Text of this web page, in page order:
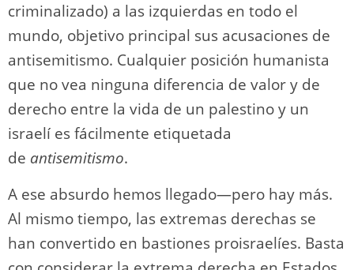
criminalizado) a las izquierdas en todo el
mundo, objetivo principal sus acusaciones de
antisemitismo. Cualquier posición humanista
que no vea ninguna diferencia de valor y de
derecho entre la vida de un palestino y un
israelí es fácilmente etiquetada
de antisemitismo.
A ese absurdo hemos llegado―pero hay más.
Al mismo tiempo, las extremas derechas se
han convertido en bastiones proisraelíes. Basta